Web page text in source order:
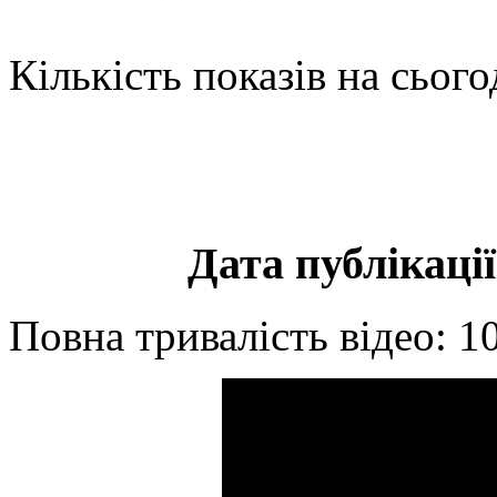
Кількість показів на
Дата
Повна тривалість відео: